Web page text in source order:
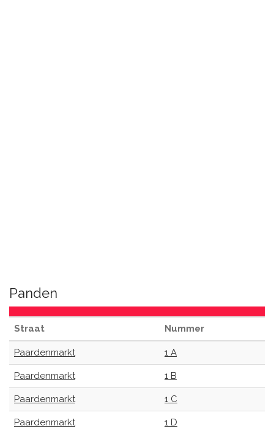
Panden
Straat Nummer
Paardenmarkt 1 A
Paardenmarkt 1 B
Paardenmarkt 1 C
Paardenmarkt 1 D